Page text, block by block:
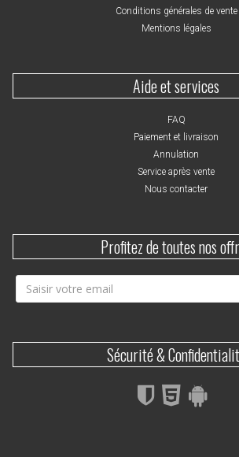
Conditions générales de vente
Mentions légales
Aide et services
FAQ
Paiement et livraison
Annulation
Service après vente
Nous contacter
Profitez de toutes nos
Sécurité &